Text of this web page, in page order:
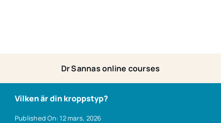
Dr Sannas online courses
Vilken är din kroppstyp?
Published On: 12 mars, 2026